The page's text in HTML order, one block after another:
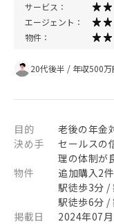
サービス：
エージェント：
物件：
20代後半 / 年収500万
目的
老後の年金
決め手
セールスの
理の体制が
物件
追加購入2件
駅徒歩3分 /
駅徒歩6分 /
掲載日
2024年07